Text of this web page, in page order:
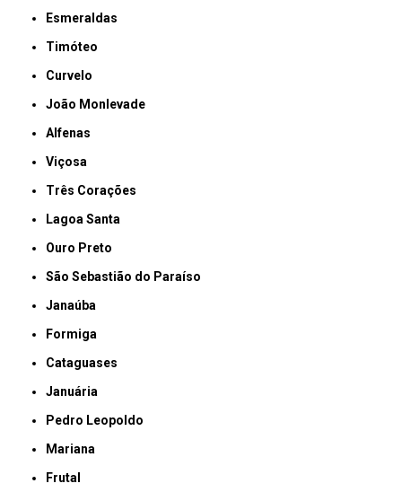
Esmeraldas
Timóteo
Curvelo
João Monlevade
Alfenas
Viçosa
Três Corações
Lagoa Santa
Ouro Preto
São Sebastião do Paraíso
Janaúba
Formiga
Cataguases
Januária
Pedro Leopoldo
Mariana
Frutal